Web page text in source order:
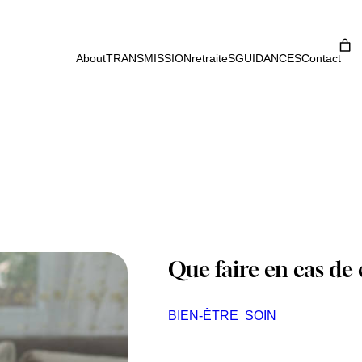
AboutTRANSMISSIONretraiteSGUIDANCESContact
Que faire en cas de
BIEN-ÊTRE SOIN